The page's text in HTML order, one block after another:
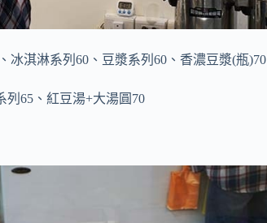
冰淇淋系列60、豆漿系列60、香濃豆漿(瓶)70
列65、紅豆湯+大湯圓70